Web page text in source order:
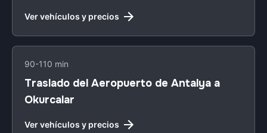
Ver vehículos y precios
90-110 min
Traslado del Aeropuerto de Antalya a
Okurcalar
Ver vehículos y precios